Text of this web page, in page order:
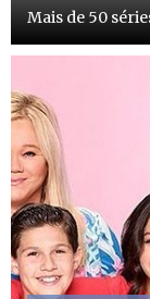
Mais de 50